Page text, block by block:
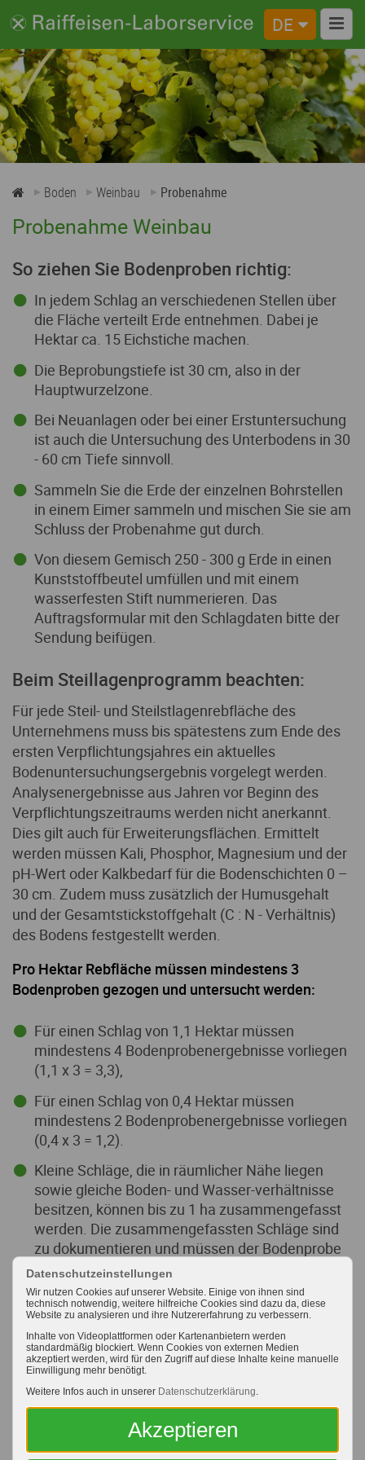
DE
Weinbau
Analysen
Probenahme
Boden Weinbau Probenahme
Probenahme Weinbau
So ziehen Sie Bodenproben richtig:
In jedem Schlag an verschiedenen Stellen über
die Fläche verteilt Erde entnehmen. Dabei je
Hektar ca. 15 Eichstiche machen.
Die Beprobungstiefe ist 30 cm, also in der
Hauptwurzelzone.
Bei Neuanlagen oder bei einer Erstuntersuchung
ist auch die Untersuchung des Unterbodens in 30
- 60 cm Tiefe sinnvoll.
Sammeln Sie die Erde der einzelnen Bohrstellen
in einem Eimer sammeln und mischen Sie sie am
Schluss der Probenahme gut durch.
Von diesem Gemisch 250 - 300 g Erde in einen
Kunststoffbeutel umfüllen und mit einem
wasserfesten Stift nummerieren. Das
Auftragsformular mit den Schlagdaten bitte der
Sendung beifügen.
Beim Steillagenprogramm beachten:
Für jede Steil- und Steilstlagenrebfläche des
Unternehmens muss bis spätestens zum Ende des
ersten Verpflichtungsjahres ein aktuelles
Bodenuntersuchungsergebnis vorgelegt werden.
Analysenergebnisse aus Jahren vor Beginn des
Verpflichtungszeitraums werden nicht anerkannt.
Dies gilt auch für Erweiterungsflächen. Ermittelt
werden müssen Kali, Phosphor, Magnesium und der
pH-Wert oder Kalkbedarf für die Bodenschichten 0 –
30 cm. Zudem muss zusätzlich der Humusgehalt
und der Gesamtstickstoffgehalt (C : N - Verhältnis)
des Bodens festgestellt werden.
Pro Hektar Rebfläche müssen mindestens 3
Bodenproben gezogen und untersucht werden:
Für einen Schlag von 1,1 Hektar müssen
mindestens 4 Bodenprobenergebnisse vorliegen
(1,1 x 3 = 3,3),
Für einen Schlag von 0,4 Hektar müssen
mindestens 2 Bodenprobenergebnisse vorliegen
(0,4 x 3 = 1,2).
Kleine Schläge, die in räumlicher Nähe liegen
sowie gleiche Boden- und Wasser-verhältnisse
besitzen, können bis zu 1 ha zusammengefasst
werden. Die zusammengefassten Schläge sind
zu dokumentieren und müssen der Bodenprobe
eindeutig zugeordnet werden. Z.B. 5
zusammengefasste Schläge weisen eine
Gesamtfläche von 0,8 Hektar auf, daher müssen
mindestens 3 Bodenprobenergebnisse vorliegen
(0,8 x 3 = 2,4).
Die Probenziehung muss repräsentativ erfolgen.
Bitte teilen Sie uns im Auftragsformular den
der Bodenschichten mit.
Datenschutzeinstellungen
Wir nutzen Cookies auf unserer Website. Einige von ihnen sind
technisch notwendig, weitere hilfreiche Cookies sind dazu da, diese
Website zu analysieren und ihre Nutzererfahrung zu verbessern.
Inhalte von Videoplattformen oder Kartenanbietern werden
standardmäßig blockiert. Wenn Cookies von externen Medien
akzeptiert werden, wird für den Zugriff auf diese Inhalte keine manuelle
Einwilligung mehr benötigt.
Weitere Infos auch in unserer Datenschutzerklärung.
Akzeptieren